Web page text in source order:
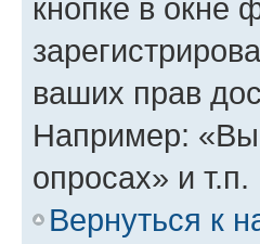
кнопке в окне
ваших прав
Например: «Вы
опросах» и т.п.
Вернуться к